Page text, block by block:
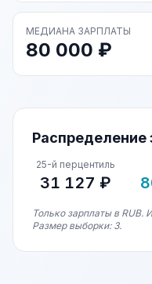
МЕДИАНА ЗАРПЛАТЫ
80 000 ₽
Распределение
25-й перцентиль
31 127 ₽
Только зарплаты в RUB.
Размер выборки: 3.